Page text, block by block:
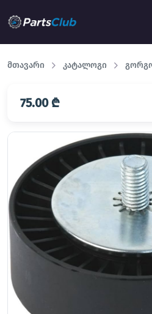
მთავარი კატალოგი
75.00 ₾